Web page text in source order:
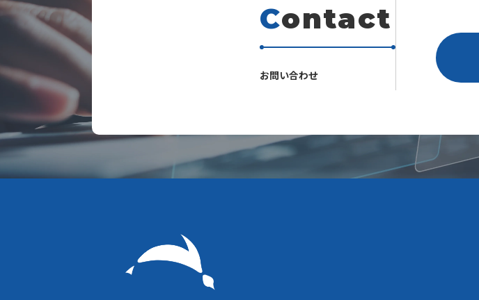
Contact
お問い合わせ